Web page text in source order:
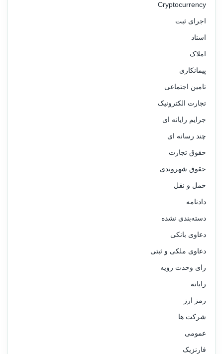
Cryptocurrency
اجرای ثبت
اسناد
املاک
پیمانکاری
تامین اجتماعی
تجارت الکترونیک
جرایم رایانه ای
چند رسانه ای
حقوق تجارت
حقوق شهروندی
حمل و نقل
دادنامه
دسته‌بندی نشده
دعاوی بانکی
دعاوی ملکی و ثبتی
رای وحدت رویه
رایانه
رمز ارز
شرکت ها
عمومی
فارنزیک